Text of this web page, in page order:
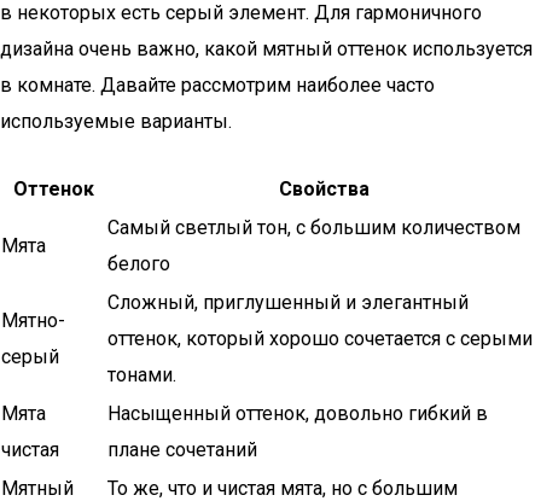
в некоторых есть серый элемент. Для гармоничного
дизайна очень важно, какой мятный оттенок используется
в комнате. Давайте рассмотрим наиболее часто
используемые варианты.
Оттенок Свойства
Мята
Самый светлый тон, с большим количеством
белого
Мятно-
серый
Сложный, приглушенный и элегантный
оттенок, который хорошо сочетается с серыми
тонами.
Мята
чистая
Насыщенный оттенок, довольно гибкий в
плане сочетаний
Мятный
То же, что и чистая мята, но с большим